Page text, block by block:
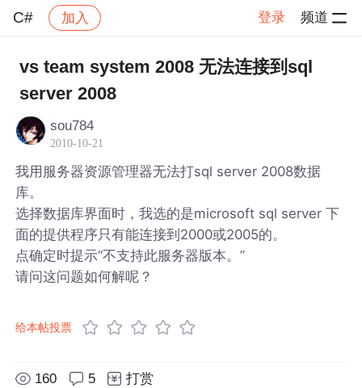
C# 加入 登录 频道
vs team system 2008 无法连接到sql
server 2008
sou784
2010-10-21
我用服务器资源管理器无法打sql server 2008数据
库。
选择数据库界面时，我选的是microsoft sql server 下
面的提供程序只有能连接到2000或2005的。
点确定时提示“不支持此服务器版本。”
请问这问题如何解呢？
给本帖投票
160 5 打赏